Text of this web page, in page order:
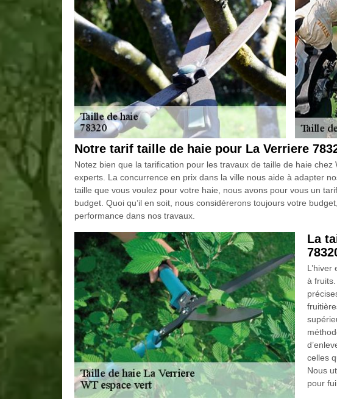
Notre tarif taille de haie pour La Verriere
Notez bien que la tarification pour les travaux de taille de haie
experts. La concurrence en prix dans la ville nous aide à adapter
taille que vous voulez pour votre haie, nous avons pour vous un
budget. Quoi qu’il en soit, nous considérerons toujours votre
performance dans nos travaux.
La
à
celles
Nous
pour